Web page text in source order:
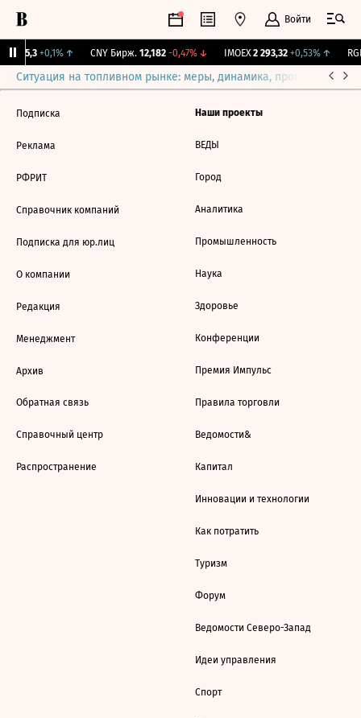
Войти
115,3 +0,1%↑ CNY Бирж. 12,182 -0,47%↓ IMOEX 2 293,32 +0,53%↑
Ситуация на топливном рынке: меры, динамика, прогнозы
Подписка
Реклама
РФРИТ
Справочник компаний
Подписка для юр.лиц
О компании
Редакция
Менеджмент
Архив
Обратная связь
Справочный центр
Распространение
Наши проекты
ВЕДЫ
Город
Аналитика
Промышленность
Наука
Здоровье
Конференции
Премия Импульс
Правила торговли
Ведомости&
Капитал
Инновации и технологии
Как потратить
Туризм
Форум
Ведомости Северо-Запад
Идеи управления
Спорт